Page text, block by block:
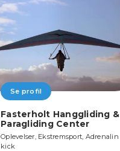
Se profil
Fasterholt Hanggliding &
Paragliding Center
Oplevelser, Ekstremsport, Adrenalin
kick